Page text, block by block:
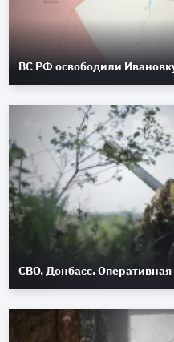
ВС РФ освободили
СВО. Донбасс. Оперативная